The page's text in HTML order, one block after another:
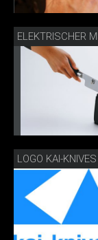
LOGO KAI-KNIVES